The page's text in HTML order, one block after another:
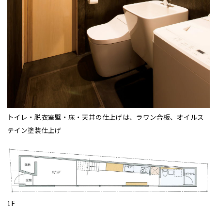
トイレ・脱衣室壁・床・天井の仕上げは、ラワン合板、オイルス
テイン塗装仕上げ
1F